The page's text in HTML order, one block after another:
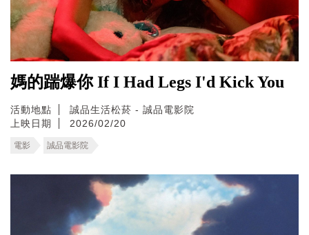
媽的踹爆你 If I Had Legs I'd Kick You
活動地點
誠品生活松菸 - 誠品電影院
上映日期
2026/02/20
電影 誠品電影院